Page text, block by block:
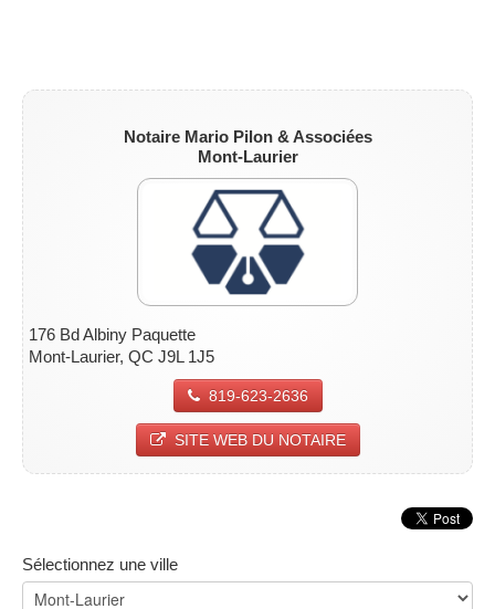
Notaire Mario Pilon & Associées
Mont-Laurier
176 Bd Albiny Paquette
Mont-Laurier, QC J9L 1J5
819-623-2636
SITE WEB DU NOTAIRE
Sélectionnez une ville